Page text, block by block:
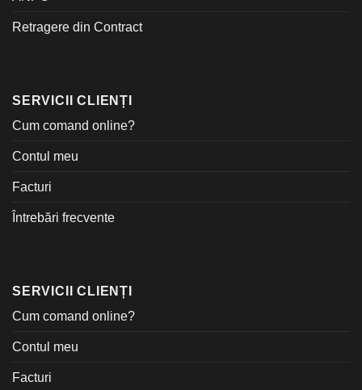
Retragere din Contract
SERVICII CLIENȚI
Cum comand online?
Contul meu
Facturi
Întrebări frecvente
SERVICII CLIENȚI
Cum comand online?
Contul meu
Facturi